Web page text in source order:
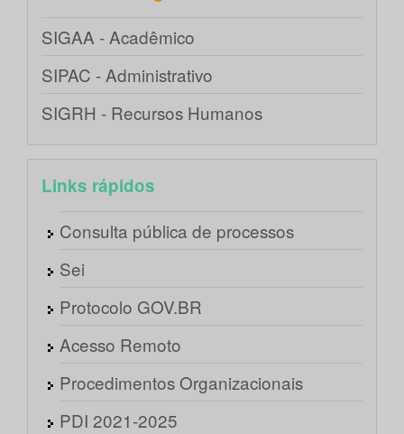
SIGAA - Acadêmico
SIPAC - Administrativo
SIGRH - Recursos Humanos
Links rápidos
Consulta pública de processos
Sei
Protocolo GOV.BR
Acesso Remoto
Procedimentos Organizacionais
PDI 2021-2025